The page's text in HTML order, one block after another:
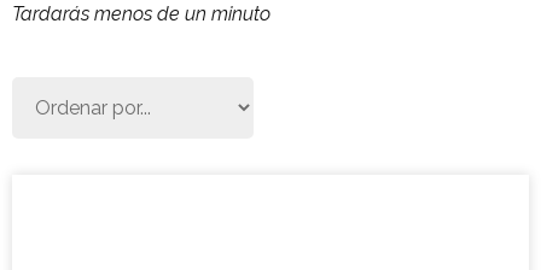
Tardarás menos de un minuto